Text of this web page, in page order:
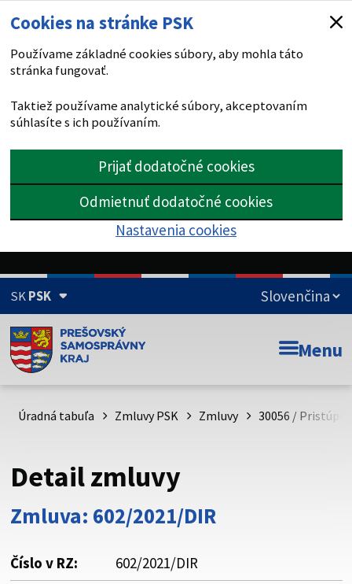
Cookies na stránke PSK
Používame základné cookies súbory, aby mohla táto
stránka fungovať.
Taktiež používame analytické súbory, akceptovaním
súhlasíte s ich používaním.
Prijať dodatočné cookies
Odmietnuť dodatočné cookies
Nastavenia cookies
SKPSK
Doména psk.sk je oficiálna
Toto je oficiálna webová stránka Prešovského
psk.sk.
Buďte pozorní a vždy sa uistite, že zdieľate informácie iba
cez zabezpečenú webovú stránku. Zabezpečená stránka
vždy začína https:// pred názvom domény webového sídla.
Menu
Úradná tabuľa Zmluvy PSK Zmluvy 30056 /
Detail zmluvy
Zmluva: 602/2021/DIR
Číslo v RZ:
602/2021/DIR